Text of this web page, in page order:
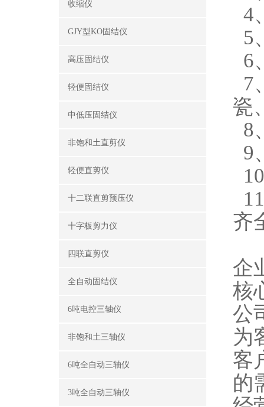
收缩仪
GJY型KO固结仪
高压固结仪
轻便固结仪
中低压固结仪
非饱和土直剪仪
轻便直剪仪
十二联直剪预压仪
十字板剪力仪
四联直剪仪
全自动固结仪
6吨电控三轴仪
非饱和土三轴仪
6吨全自动三轴仪
3吨全自动三轴仪
4
5
6
7
瓷
8
9
齐
企
核
公
为
客
的